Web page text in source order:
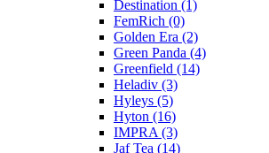
Destination (1)
FemRich (0)
Golden Era (2)
Green Panda (4)
Greenfield (14)
Heladiv (3)
Hyleys (5)
Hyton (16)
IMPRA (3)
Jaf Tea (14)